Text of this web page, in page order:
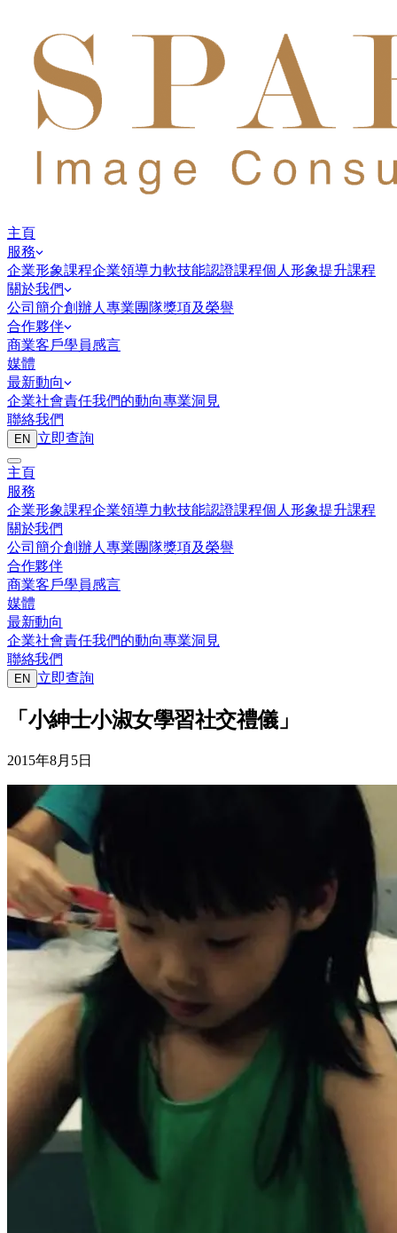
主頁
服務
企業形象課程企業領導力軟技能認證課程個人形象提升課程
關於我們
公司簡介創辦人 專業團隊獎項及榮譽
合作夥伴
商業客戶學員感言
媒體
最新動向
企業社會責任我們的動向專業洞見
聯絡我們
EN 立即查詢
主頁
服務
企業形象課程企業領導力軟技能認證課程個人形象提升課程
關於我們
公司簡介創辦人 專業團隊獎項及榮譽
合作夥伴
商業客戶學員感言
媒體
最新動向
企業社會責任我們的動向專業洞見
聯絡我們
EN 立即查詢
「小紳士小淑女學習社交禮儀」
2015年8月5日